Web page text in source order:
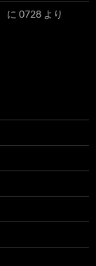
に 0728 より